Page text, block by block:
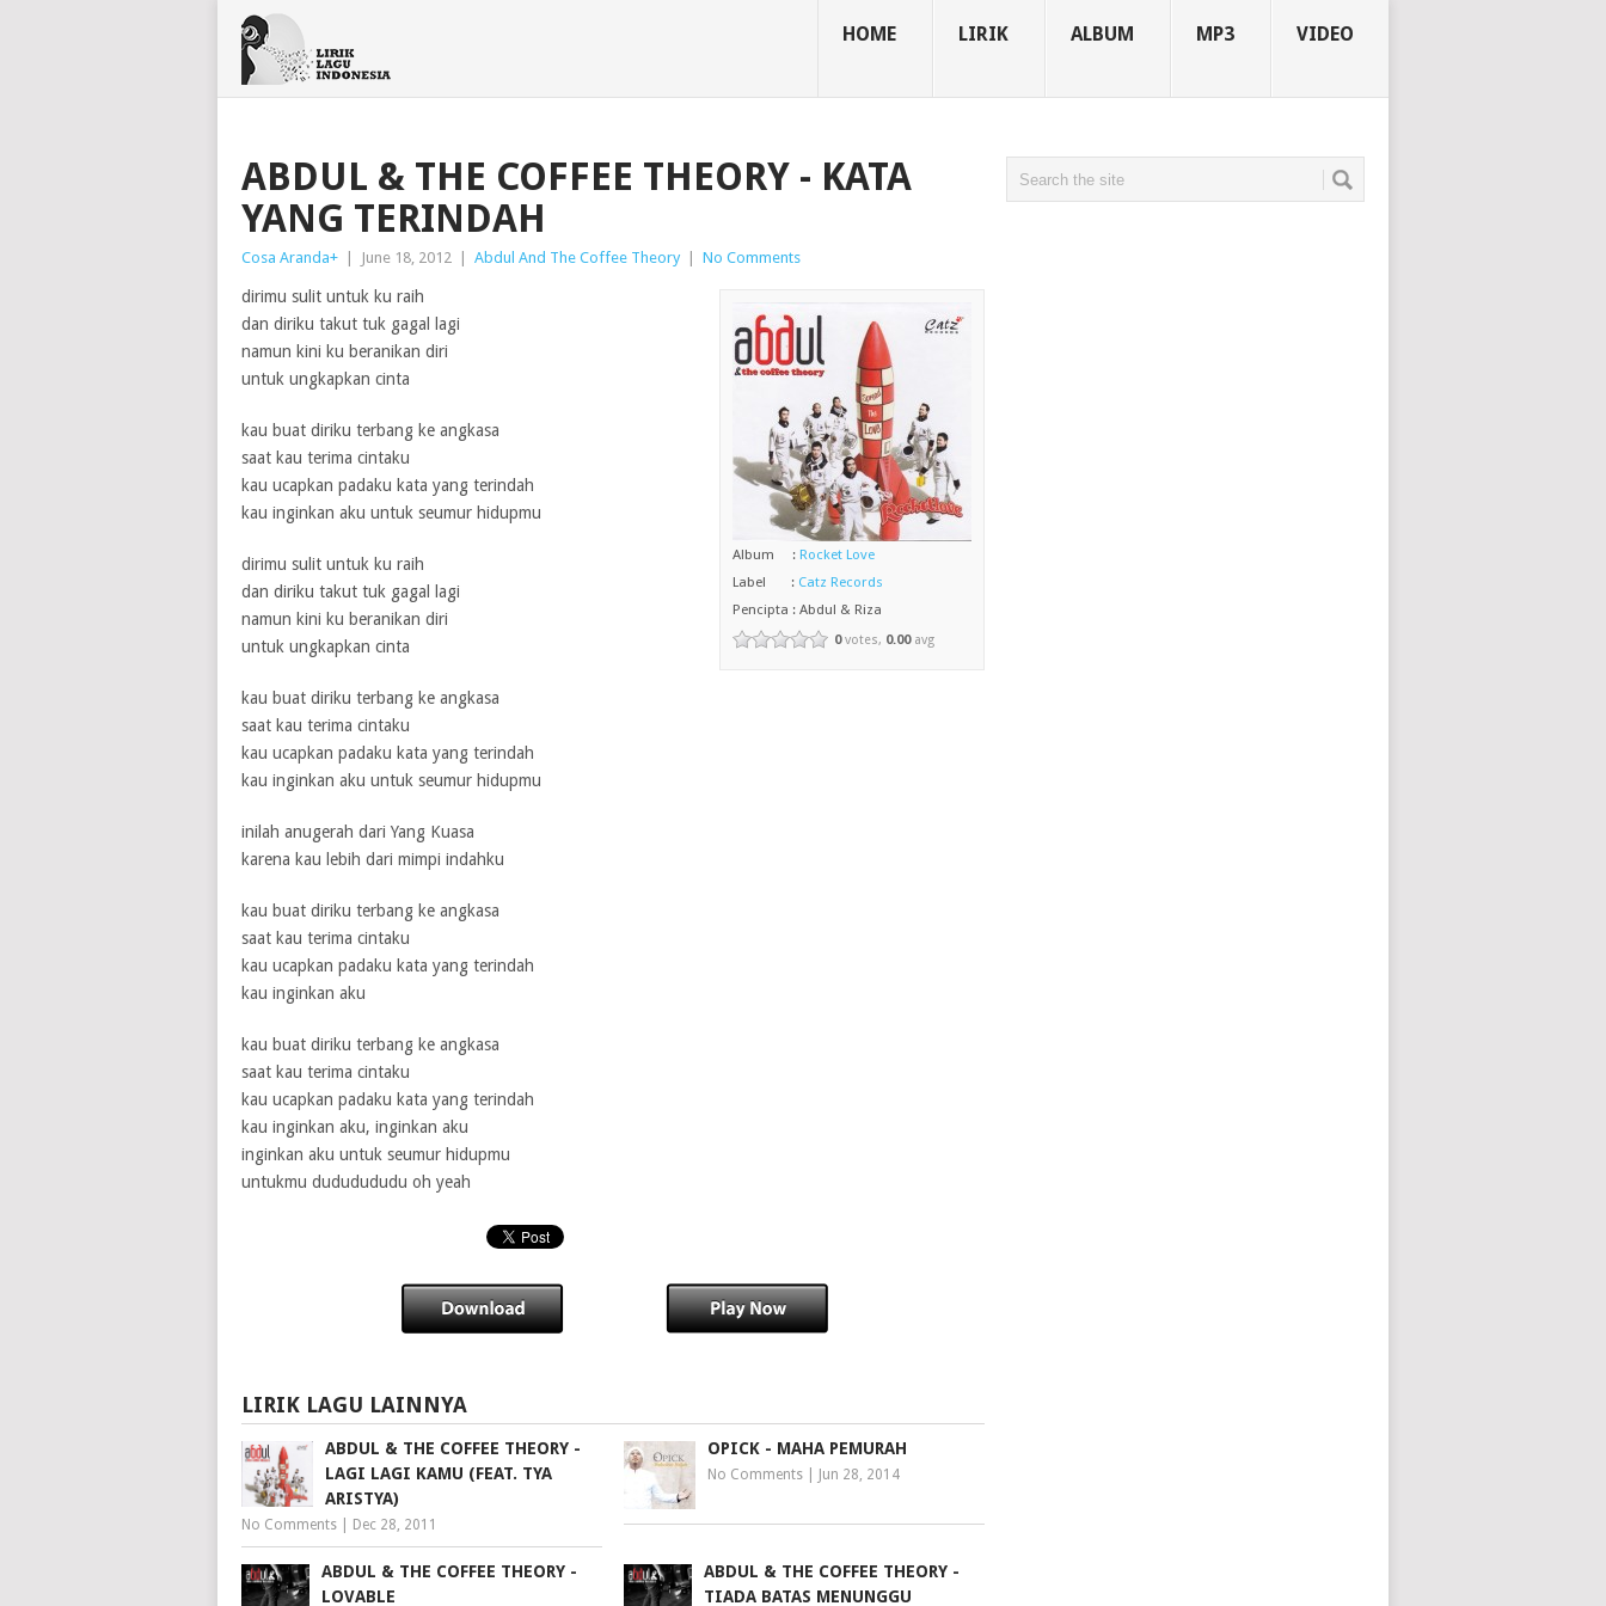
HOME LIRIK ALBUM MP3 VIDEO
ABDUL & THE COFFEE THEORY - KATA
YANG TERINDAH
Cosa Aranda+ June 18, 2012 Abdul And The Coffee Theory No Comments
Album :Rocket Love
Label : Catz Records
Pencipta : Abdul & Riza
0votes, 0.00avg
dirimu sulit untuk ku raih
dan diriku takut tuk gagal lagi
namun kini ku beranikan diri
untuk ungkapkan cinta
kau buat diriku terbang ke angkasa
saat kau terima cintaku
kau ucapkan padaku kata yang terindah
kau inginkan aku untuk seumur hidupmu
dirimu sulit untuk ku raih
dan diriku takut tuk gagal lagi
namun kini ku beranikan diri
untuk ungkapkan cinta
kau buat diriku terbang ke angkasa
saat kau terima cintaku
kau ucapkan padaku kata yang terindah
kau inginkan aku untuk seumur hidupmu
inilah anugerah dari Yang Kuasa
karena kau lebih dari mimpi indahku
kau buat diriku terbang ke angkasa
saat kau terima cintaku
kau ucapkan padaku kata yang terindah
kau inginkan aku
kau buat diriku terbang ke angkasa
saat kau terima cintaku
kau ucapkan padaku kata yang terindah
kau inginkan aku, inginkan aku
inginkan aku untuk seumur hidupmu
untukmu dududududu oh yeah
LIRIK LAGU LAINNYA
ABDUL & THE COFFEE THEORY -
LAGI LAGI KAMU (FEAT. TYA
ARISTYA)
No Comments Dec 28, 2011
OPICK - MAHA PEMURAH
No Comments Jun 28, 2014
ABDUL & THE COFFEE THEORY -
LOVABLE
ABDUL & THE COFFEE THEORY -
TIADA BATAS MENUNGGU